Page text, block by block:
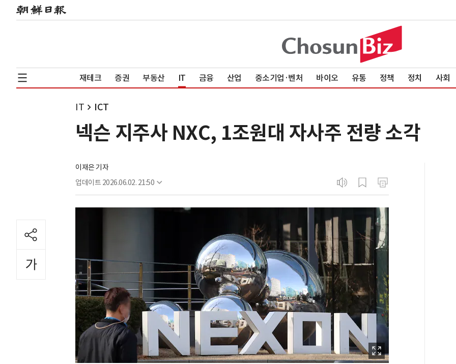
재테크 증권 부동산 IT 금융 산업 중소기업·벤처 바이오 유통 정책 정치 사회
IT ICT
넥슨 지주사 NXC, 1조원대 자사주 전량 소각
이재은 기자
업데이트 2026.06.02. 21:50